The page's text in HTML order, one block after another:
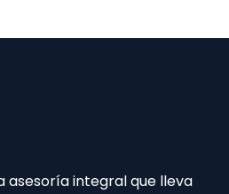
asesoría integral que lleva